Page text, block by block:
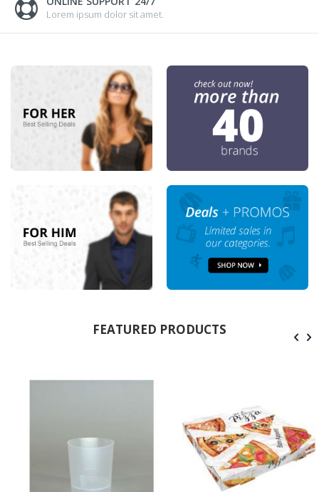
Lorem ipsum dolor sit amet.
FEATURED PRODUCTS